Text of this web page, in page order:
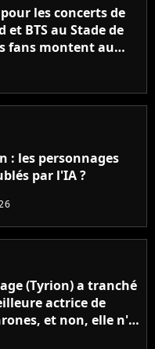
pour les concerts de
et BTS au Stade de
fans montent au
plier la RATP
: les personnages
par l'IA ?
(Tyrion) a tranché
actrice de
et non, elle n'a